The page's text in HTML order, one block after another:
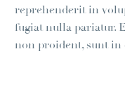
reprehenderit in
fugiat nulla pariatur.
non proident, sunt in